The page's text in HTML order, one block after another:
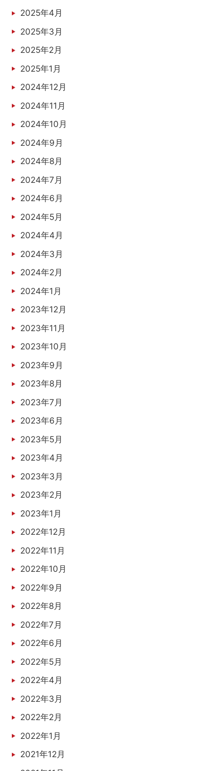
2025年4月
2025年3月
2025年2月
2025年1月
2024年12月
2024年11月
2024年10月
2024年9月
2024年8月
2024年7月
2024年6月
2024年5月
2024年4月
2024年3月
2024年2月
2024年1月
2023年12月
2023年11月
2023年10月
2023年9月
2023年8月
2023年7月
2023年6月
2023年5月
2023年4月
2023年3月
2023年2月
2023年1月
2022年12月
2022年11月
2022年10月
2022年9月
2022年8月
2022年7月
2022年6月
2022年5月
2022年4月
2022年3月
2022年2月
2022年1月
2021年12月